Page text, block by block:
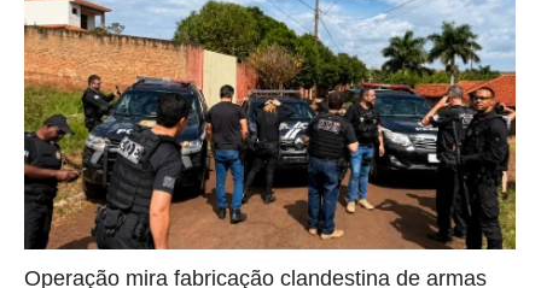
Operação mira fabricação clandestina de armas